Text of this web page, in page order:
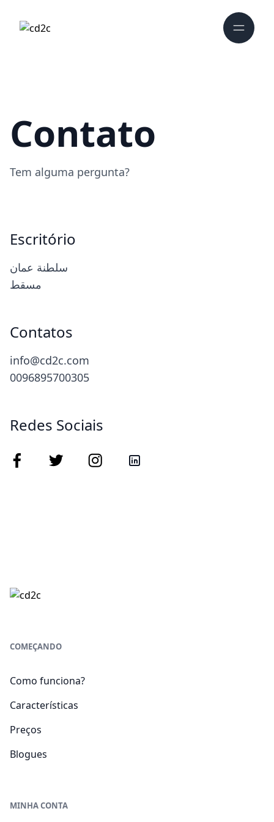
Contato
Tem alguma pergunta?
Escritório
سلطنة عمان
مسقط
Contatos
info@cd2c.com
0096895700305
Redes Sociais
COMEÇANDO
Como funciona?
Características
Preços
Blogues
MINHA CONTA